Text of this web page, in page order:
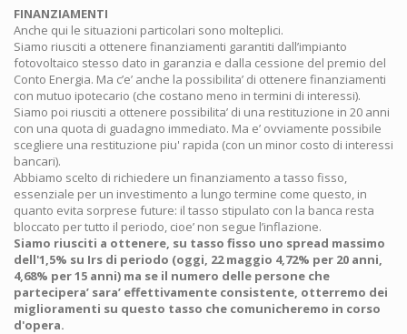
FINANZIAMENTI
Anche qui le situazioni particolari sono molteplici.
Siamo riusciti a ottenere finanziamenti garantiti dall’impianto
fotovoltaico stesso dato in garanzia e dalla cessione del premio del
Conto Energia. Ma c’e’ anche la possibilita’ di ottenere finanziamenti
con mutuo ipotecario (che costano meno in termini di interessi).
Siamo poi riusciti a ottenere possibilita’ di una restituzione in 20 anni
con una quota di guadagno immediato. Ma e’ ovviamente possibile
scegliere una restituzione piu' rapida (con un minor costo di interessi
bancari).
Abbiamo scelto di richiedere un finanziamento a tasso fisso,
essenziale per un investimento a lungo termine come questo, in
quanto evita sorprese future: il tasso stipulato con la banca resta
bloccato per tutto il periodo, cioe’ non segue l’inflazione.
Siamo riusciti a ottenere, su tasso fisso uno spread massimo
dell'1,5% su Irs di periodo (oggi, 22 maggio 4,72% per 20 anni,
4,68% per 15 anni) ma se il numero delle persone che
partecipera’ sara’ effettivamente consistente, otterremo dei
miglioramenti su questo tasso che comunicheremo in corso
d'opera.